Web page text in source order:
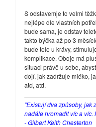
S odstavemje to velmi
nejlépe dle vlastních
bude sama, je odstav
takto býčka až po 3
bude tele u krávy,
komplikace. Oboje má
situaci právě u sebe,
dojí, jak zadržuje mléko,
atd, atd.
"Existují dva způsoby, jak
nadále hromadit víc a víc.
- Gilbert Keith Chesterton